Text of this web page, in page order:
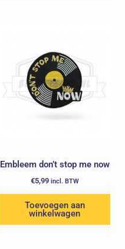
Embleem don’t stop me now
€5,99 incl. BTW
Toevoegen aan
winkelwagen